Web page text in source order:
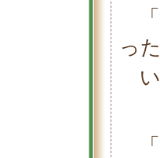
「
っ
い
「